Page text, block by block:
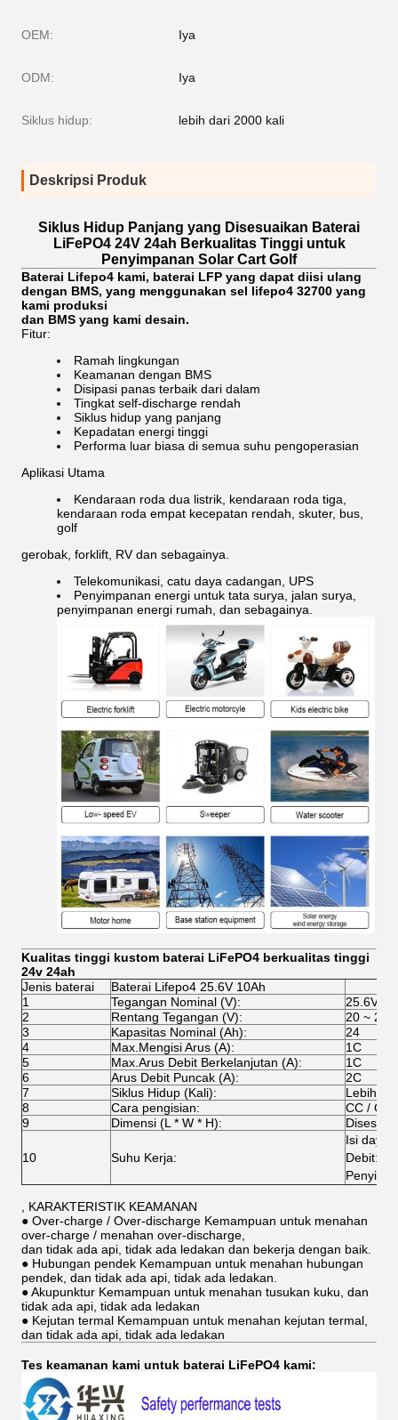
OEM: Iya
ODM: Iya
Siklus hidup: lebih dari 2000 kali
Deskripsi Produk
Siklus Hidup Panjang yang Disesuaikan Baterai
LiFePO4 24V 24ah Berkualitas Tinggi untuk
Penyimpanan Solar Cart Golf
Baterai Lifepo4 kami, baterai LFP yang dapat diisi ulang
dengan BMS, yang menggunakan sel lifepo4 32700 yang
kami produksi
dan BMS yang kami desain.
Fitur:
Ramah lingkungan
Keamanan dengan BMS
Disipasi panas terbaik dari dalam
Tingkat self-discharge rendah
Siklus hidup yang panjang
Kepadatan energi tinggi
Performa luar biasa di semua suhu pengoperasian
Aplikasi Utama
Kendaraan roda dua listrik, kendaraan roda tiga,
kendaraan roda empat kecepatan rendah, skuter, bus,
golf
gerobak, forklift, RV dan sebagainya.
Telekomunikasi, catu daya cadangan, UPS
Penyimpanan energi untuk tata surya, jalan surya,
penyimpanan energi rumah, dan sebagainya.
Kualitas tinggi kustom baterai LiFePO4 berkualitas tinggi
24v 24ah
Jenis baterai
Baterai Lifepo4 25.6V 10Ah
1
Tegangan Nominal (V):
25.6V
2
Rentang Tegangan (V):
20 ~ 29.2
3
Kapasitas Nominal (Ah):
24
4
Max.Mengisi Arus (A):
1C
5
Max.Arus Debit Berkelanjutan (A):
1C
6
Arus Debit Puncak (A):
2C
7
Siklus Hidup (Kali):
Lebih
8
Cara pengisian:
CC / CV
9
Dimensi (L * W * H):
10 Suhu Kerja:
Isi
Debit: -
, KARAKTERISTIK KEAMANAN
● Over-charge / Over-discharge Kemampuan untuk menahan
over-charge / menahan over-discharge,
dan tidak ada api, tidak ada ledakan dan bekerja dengan baik.
● Hubungan pendek Kemampuan untuk menahan hubungan
pendek, dan tidak ada api, tidak ada ledakan.
● Akupunktur Kemampuan untuk menahan tusukan kuku, dan
tidak ada api, tidak ada ledakan
● Kejutan termal Kemampuan untuk menahan kejutan termal,
dan tidak ada api, tidak ada ledakan
Tes keamanan kami untuk baterai LiFePO4 kami: